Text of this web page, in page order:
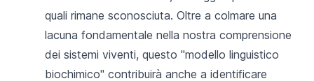
quali rimane sconosciuta. Oltre a colmare una
lacuna fondamentale nella nostra comprensione
dei sistemi viventi, questo "modello linguistico
biochimico" contribuirà anche a identificare